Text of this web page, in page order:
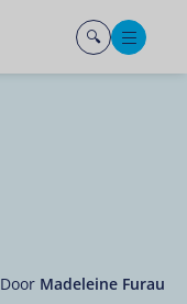
Door Madeleine Furau